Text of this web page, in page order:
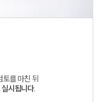
토를 마친 뒤
시됩니다.